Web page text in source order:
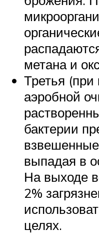
метана и
Третья
аэробной
бактерии
выпадая в
На выходе
2%
целях.